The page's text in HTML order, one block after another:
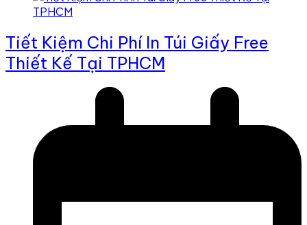
Tiết Kiệm Chi Phí In Túi Giấy Free
Thiết Kế Tại TPHCM